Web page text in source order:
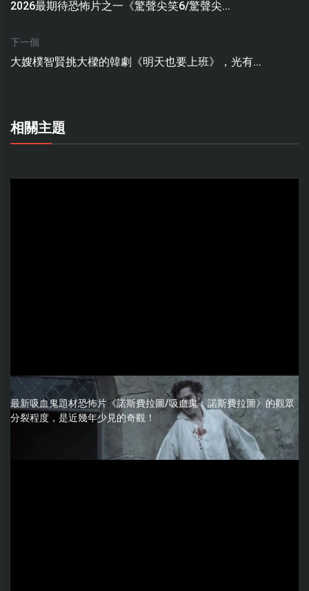
2026最期待恐怖片之一《驚聲尖笑6/驚聲尖...
下一個
大嫂樸智賢挑大樑的韓劇《明天也要上班》，光有...
相關主題
最新吸血鬼題材恐怖片《諾斯費拉圖/吸血鬼：諾斯費拉圖》的觀眾
分裂程度，是近幾年少見的奇觀！